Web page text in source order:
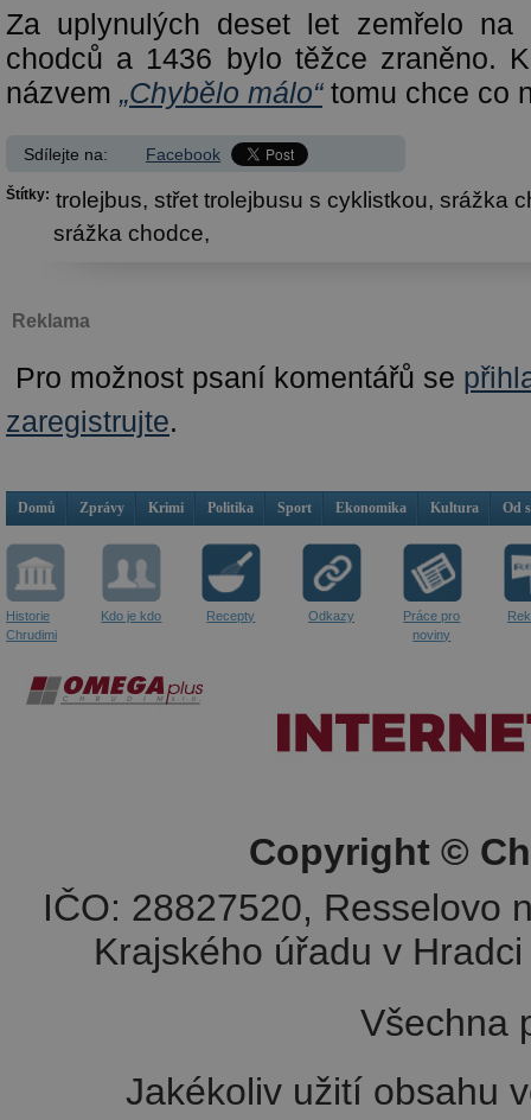
Za uplynulých deset let zemřelo na
chodců a 1436 bylo těžce zraněno.
názvem „Chybělo málo“tomu chce co
Sdílejte na: Facebook
Štítky: trolejbus, střet trolejbusu s cyklistkou, srážka
srážka chodce,
Reklama
Pro možnost psaní komentářů se
zaregistrujte.
Domů Zprávy Krimi Politika Sport Ekonomika Kultura Od
Historie
Chrudimi
Kdo je kdo Recepty Odkazy
Práce pro
noviny
Copyright ©
IČO: 28827520, Resselovo
Krajského úřadu v
Všechna
Jakékoliv užití obsahu